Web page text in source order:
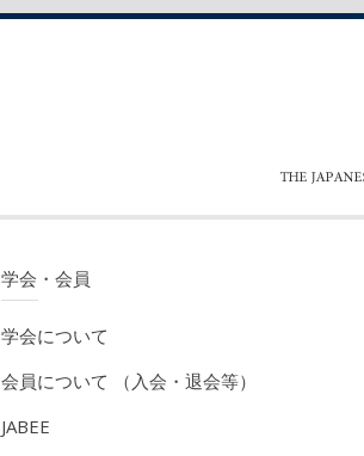
学会・会員
学会について
会員について （入会・退会等）
JABEE